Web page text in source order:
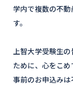
学内で複数の不
す。
上智大学受験生
ために、心をこめ
事前のお申込み